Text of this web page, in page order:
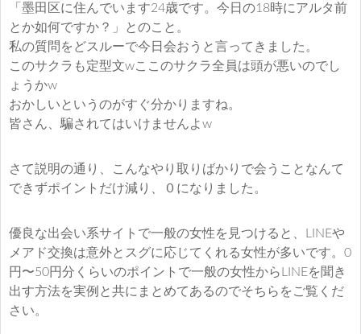
「墨田区に住んでいます24歳です。今日の18時にアルタ前
とか如何ですか？」とのこと。
私の質問をどスルーで今日会おうと言ってきました。
このサクラも定型文wここのサクラ全員は頭が悪いのでし
ょうかw
おかしいというのがすぐ分かりますね。
皆さん、騙されてはいけませんよw
さて説明の通り、こんなやり取りばかりで会うことなんて
できずポイントだけ減り、０になりました。
優良な出会い系サイトで一般の女性を見つけると、LINEや
メアド交換は意外とスグに応じてくれる女性が多いです。0
円〜50円分くらいのポイントで一般の女性からLINEを聞き
出す方法を実例と共にまとめてあるのでそちらをご覧くだ
さい。